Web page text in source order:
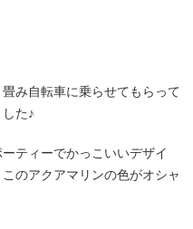
畳み自転車に乗らせてもらって
た♪
ティーでかっこいいデザイ
のアクアマリンの色がオシャ